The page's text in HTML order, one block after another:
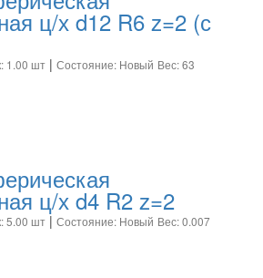
ц/х d12 R6 z=2 (с
1.00 шт | Состояние: Новый Вес: 63
ц/х d4 R2 z=2
5.00 шт | Состояние: Новый Вес: 0.007